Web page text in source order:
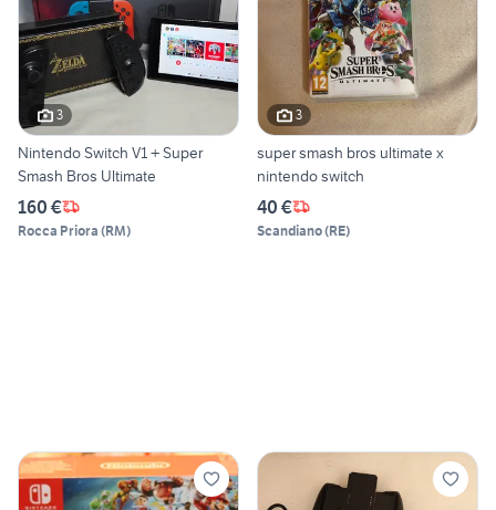
3
Nintendo Switch V1 + Super
Smash Bros Ultimate
160 €
Rocca Priora (RM)
3
super smash bros ultimate x
nintendo switch
40 €
Scandiano(RE)